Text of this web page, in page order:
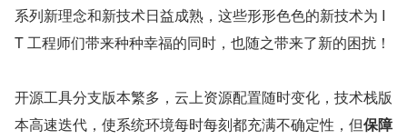
系列新理念和新技术日益成熟，这些形形色色的新技术为 I
T 工程师们带来种种幸福的同时，也随之带来了新的困扰！
开源工具分支版本繁多，云上资源配置随时变化，技术栈版
本高速迭代，使系统环境每时每刻都充满不确定性，但保障